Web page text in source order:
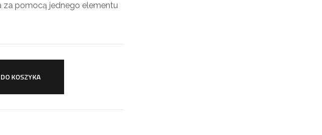
pomocą jednego elementu
KOSZYKA